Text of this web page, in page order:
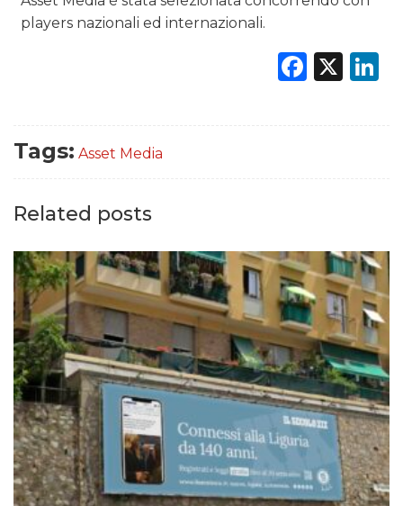
players nazionali ed internazionali.
X
Tags: Asset Media
Related posts